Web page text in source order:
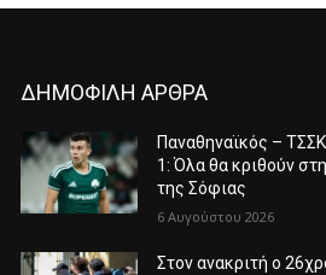
ΔΗΜΟΦΙΛΗ ΑΡΘΡΑ
Παναθηναϊκός –
1: Όλα θα κριθούν
της Σόφιας
6 Αυγούστου 2026
Στον ανακριτή ο